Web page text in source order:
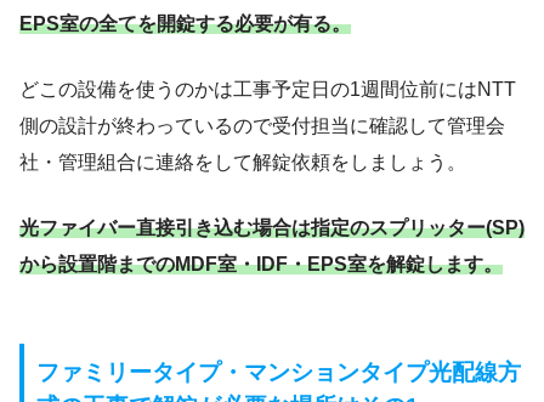
EPS室の全てを開錠する必要が有る。
どこの設備を使うのかは工事予定日の1週間位前にはNTT
側の設計が終わっているので受付担当に確認して管理会
社・管理組合に連絡をして解錠依頼をしましょう。
光ファイバー直接引き込む場合は指定のスプリッター(SP)
から設置階までのMDF室・IDF・EPS室を解錠します。
ファミリータイプ・マンションタイプ光配線方